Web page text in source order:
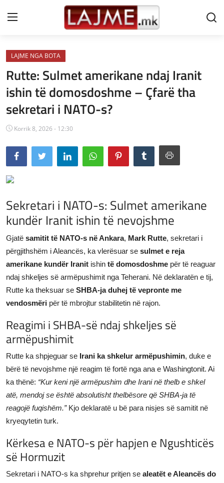
Shtëpi
LAJME MAQEDONI
SHQIPERI
KOSOVA
LAJME NGA BOTA
SHOWBIZ
SHENDETI
JETA
Gallery
Shqip
LAJME NGA BOTA
Rutte: Sulmet amerikane ndaj Iranit
ishin të domosdoshme – Çfarë tha
sekretari i NATO-s?
Korrik 8, 2026 - 12:30
Sekretari i NATO-s: Sulmet amerikane
kundër Iranit ishin të nevojshme
Gjatë samitit të NATO-s në Ankara, Mark Rutte, sekretari i
përgjithshëm i Aleancës, ka vlerësuar se sulmet e reja
amerikane kundër Iranit ishin të domosdoshme për të reaguar
ndaj shkeljes së armëpushimit nga Teherani. Në deklaratën e tij,
Rutte ka theksuar se SHBA-ja duhej të vepronte me
vendosmëri për të mbrojtur stabilitetin në rajon.
Reagimi i SHBA-së ndaj shkeljes së
armëpushimit
Rutte ka shpjeguar se Irani ka shkelur armëpushimin, duke e
bërë të nevojshme një reagim të fortë nga ana e Washingtonit. Ai
ka thënë: “Kur keni një armëpushim dhe Irani në thelb e shkel
atë, mendoj se është absolutisht thelbësore që SHBA-ja të
reagojë fuqishëm.”Kjo deklaratë u bë para nisjes së samitit në
kryeqytetin turk.
Kërkesa e NATO-s për hapjen e Ngushticës
së Hormuzit
Sekretari i NATO-s ka shprehur pritjen se aleatët e Aleancës do